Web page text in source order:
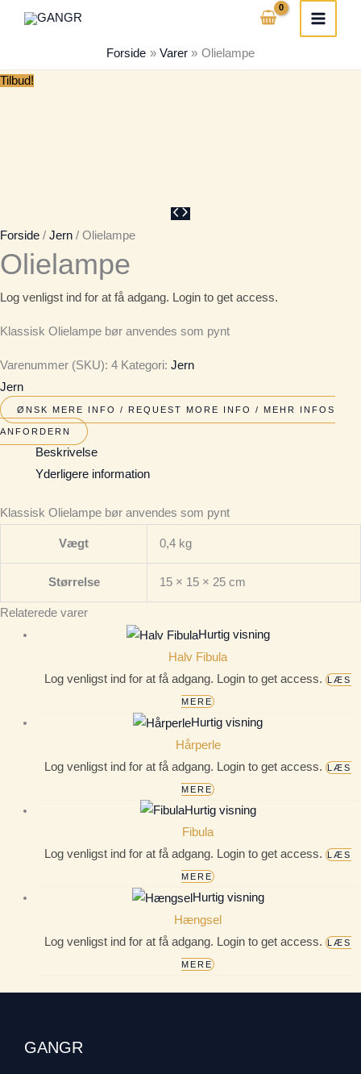
Forside Varer Olielampe
Tilbud!
Forside / Jern / Olielampe
Olielampe
Log venligst ind for at få adgang. Login to get access.
Klassisk Olielampe bør anvendes som pynt
Varenummer (SKU): 4 Kategori: Jern
Jern
ØNSK MERE INFO / REQUEST MORE INFO / MEHR INFOS
ANFORDERN
Beskrivelse
Yderligere information
Klassisk Olielampe bør anvendes som pynt
Vægt 0,4 kg
Størrelse 15 × 15 × 25 cm
Relaterede varer
Hurtig visning
Halv Fibula
Log venligst ind for at få adgang. Login to get access.
LÆS
MERE
Hurtig visning
Hårperle
Log venligst ind for at få adgang. Login to get access.
LÆS
MERE
Hurtig visning
Fibula
Log venligst ind for at få adgang. Login to get access.
LÆS
MERE
Hurtig visning
Hængsel
Log venligst ind for at få adgang. Login to get access.
LÆS
MERE
GANGR